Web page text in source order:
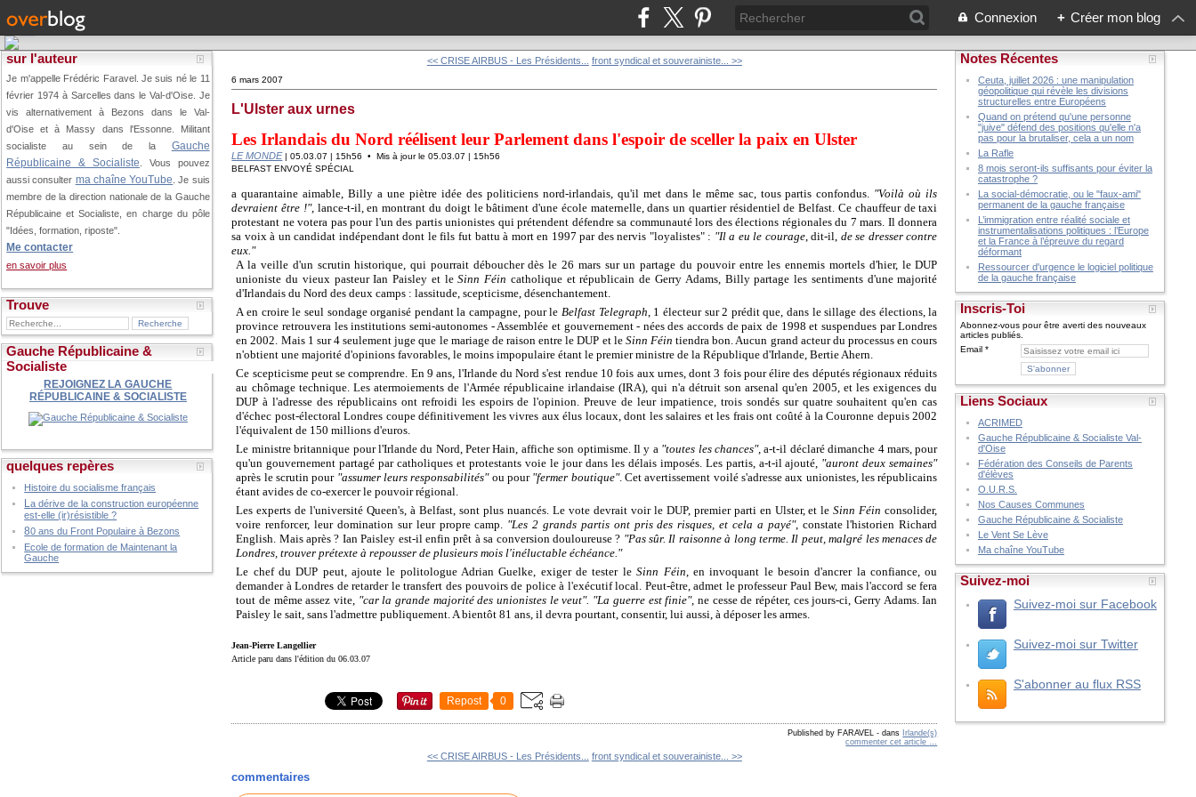
Connexion + Créer mon blog
sur l'auteur
Je m'appelle Frédéric Faravel. Je suis né le 11
février 1974 à Sarcelles dans le Val-d'Oise. Je
vis alternativement à Bezons dans le Val-
d'Oise et à Massy dans l'Essonne. Militant
socialiste au sein de la Gauche
Républicaine & Socialiste . Vous pouvez
aussi consulter ma chaîne YouTube . Je suis
membre de la direction nationale de la Gauche
Républicaine et Socialiste, en charge du pôle
"Idées, formation, riposte".
Me contacter
en savoir plus
Trouve
Gauche Républicaine &
Socialiste
REJOIGNEZ LA GAUCHE
RÉPUBLICAINE & SOCIALISTE
quelques repères
Histoire du socialisme français
La dérive de la construction européenne
est-elle (ir)résistible ?
80 ans du Front Populaire à Bezons
Ecole de formation de Maintenant la
Gauche
<< CRISE AIRBUS - Les Présidents... front syndical et souverainiste... >>
6 mars 2007
L'Ulster aux urnes
Les Irlandais du Nord réélisent leur Parlement dans l'espoir de sceller la paix en Ulster
LE MONDE| 05.03.07 | 15h56 • Mis à jour le 05.03.07 | 15h56
BELFAST ENVOYÉ SPÉCIAL
a quarantaine aimable, Billy a une piètre idée des politiciens nord-irlandais, qu'il met dans le même sac, tous partis confondus. "Voilà où ils
devraient être !", lance-t-il, en montrant du doigt le bâtiment d'une école maternelle, dans un quartier résidentiel de Belfast. Ce chauffeur de taxi
protestant ne votera pas pour l'un des partis unionistes qui prétendent défendre sa communauté lors des élections régionales du 7 mars. Il donnera
sa voix à un candidat indépendant dont le fils fut battu à mort en 1997 par des nervis "loyalistes" : "Il a eu le courage, dit-il, de se dresser contre
eux."
A la veille d'un scrutin historique, qui pourrait déboucher dès le 26 mars sur un partage du pouvoir entre les ennemis mortels d'hier, le DUP
unioniste du vieux pasteur Ian Paisley et leSinn Féin catholique et républicain de Gerry Adams, Billy partage les sentiments d'une majorité
d'Irlandais du Nord des deux camps : lassitude, scepticisme, désenchantement.
A en croire le seul sondage organisé pendant la campagne, pour le Belfast Telegraph , 1 électeur sur 2 prédit que, dans le sillage des élections, la
province retrouvera les institutions semi-autonomes - Assemblée et gouvernement - nées des accords de paix de 1998 et suspendues par Londres
en 2002. Mais 1 sur 4 seulement juge que le mariage de raison entre le DUP et le Sinn Féin tiendra bon. Aucun grand acteur du processus en cours
n'obtient une majorité d'opinions favorables, le moins impopulaire étant le premier ministre de la République d'Irlande, Bertie Ahern.
Ce scepticisme peut se comprendre. En 9 ans, l'Irlande du Nord s'est rendue 10 fois aux urnes, dont 3 fois pour élire des députés régionaux réduits
au chômage technique. Les atermoiements de l'Armée républicaine irlandaise (IRA), qui n'a détruit son arsenal qu'en 2005, et les exigences du
DUP à l'adresse des républicains ont refroidi les espoirs de l'opinion. Preuve de leur impatience, trois sondés sur quatre souhaitent qu'en cas
d'échec post-électoral Londres coupe définitivement les vivres aux élus locaux, dont les salaires et les frais ont coûté à la Couronne depuis 2002
l'équivalent de 150 millions d'euros.
Le ministre britannique pour l'Irlande du Nord, Peter Hain, affiche son optimisme. Il y a "toutes les chances", a-t-il déclaré dimanche 4 mars, pour
qu'un gouvernement partagé par catholiques et protestants voie le jour dans les délais imposés. Les partis, a-t-il ajouté, "auront deux semaines"
après le scrutin pour "assumer leurs responsabilités"ou pour "fermer boutique". Cet avertissement voilé s'adresse aux unionistes, les républicains
étant avides de co-exercer le pouvoir régional.
Les experts de l'université Queen's, à Belfast, sont plus nuancés. Le vote devrait voir le DUP, premier parti en Ulster, et leSinn Féin consolider,
voire renforcer, leur domination sur leur propre camp. "Les 2 grands partis ont pris des risques, et cela a payé", constate l'historien Richard
English. Mais après ? Ian Paisley est-il enfin prêt à sa conversion douloureuse ? "Pas sûr. Il raisonne à long terme. Il peut, malgré les menaces de
Londres, trouver prétexte à repousser de plusieurs mois l'inéluctable échéance."
Le chef du DUP peut, ajoute le politologue Adrian Guelke, exiger de tester leSinn Féin , en invoquant le besoin d'ancrer la confiance, ou
demander à Londres de retarder le transfert des pouvoirs de police à l'exécutif local. Peut-être, admet le professeur Paul Bew, mais l'accord se fera
tout de même assez vite, "car la grande majorité des unionistes le veut". "La guerre est finie", ne cesse de répéter, ces jours-ci, Gerry Adams. Ian
Paisley le sait, sans l'admettre publiquement. A bientôt 81 ans, il devra pourtant, consentir, lui aussi, à déposer les armes.
Jean-Pierre Langellier
Article paru dans l'édition du 06.03.07
Repost 0
Published by FARAVEL - dans Irlande(s)
commenter cet article
<< CRISE AIRBUS - Les Présidents... front syndical et souverainiste... >>
commentaires
Notes Récentes
Ceuta, juillet 2026 : une manipulation
géopolitique qui révèle les divisions
structurelles entre Européens
Quand on prétend qu'une personne
"juive" défend des positions qu'elle n'a
pas pour la brutaliser, cela a un nom
La Rafle
8 mois seront-ils suffisants pour éviter la
catastrophe ?
La social-démocratie, ou le "faux-ami"
permanent de la gauche française
L’immigration entre réalité sociale et
instrumentalisations politiques : l’Europe
et la France à l’épreuve du regard
déformant
Ressourcer d'urgence le logiciel politique
de la gauche française
Inscris-Toi
Abonnez-vous pour être averti des nouveaux
articles publiés.
Email
Liens Sociaux
ACRIMED
Gauche Républicaine & Socialiste Val-
d'Oise
Fédération des Conseils de Parents
d'élèves
O.U.R.S.
Nos Causes Communes
Gauche Républicaine & Socialiste
Le Vent Se Lève
Ma chaîne YouTube
Suivez-moi
Suivez-moi sur Facebook
Suivez-moi sur Twitter
S'abonner au flux RSS